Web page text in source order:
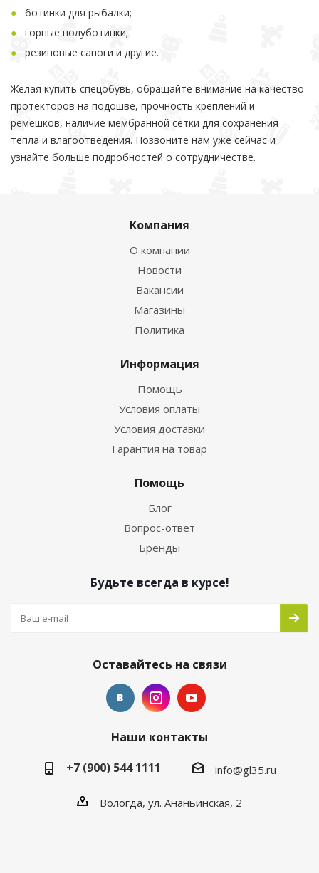
ботинки для рыбалки;
горные полуботинки;
резиновые сапоги и другие.
Желая купить спецобувь, обращайте внимание на качество
протекторов на подошве, прочность креплений и
ремешков, наличие мембранной сетки для сохранения
тепла и влагоотведения. Позвоните нам уже сейчас и
узнайте больше подробностей о сотрудничестве.
Компания
О компании
Новости
Вакансии
Магазины
Политика
Информация
Помощь
Условия оплаты
Условия доставки
Гарантия на товар
Помощь
Блог
Вопрос-ответ
Бренды
Будьте всегда в курсе!
Оставайтесь на связи
Наши контакты
+7 (900) 544 1111
info@gl35.ru
Вологда, ул. Ананьинская, 2